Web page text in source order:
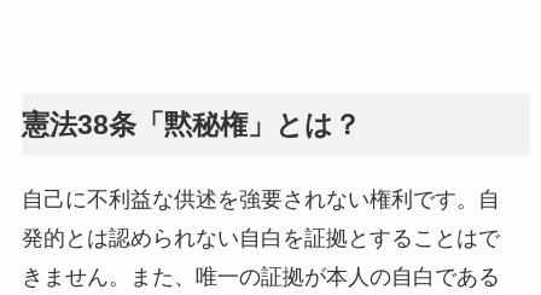
憲法38条「黙秘権」とは？
自己に不利益な供述を強要されない権利です。自
発的とは認められない自白を証拠とすることはで
きません。また、唯一の証拠が本人の自白である